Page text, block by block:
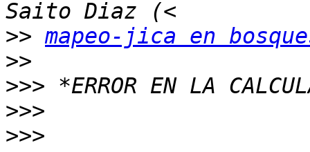
>> mapeo-jica en
>>
>>>
>>>
>>>